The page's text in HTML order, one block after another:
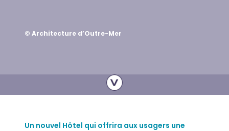
© Architecture d’Outre-Mer
Un nouvel Hôtel qui offrira aux usagers une